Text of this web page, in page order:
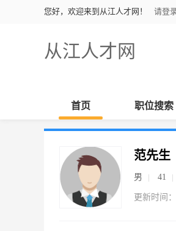
您好，欢迎来到从江人才网！ 请登
从江人才网
首页 职位搜索
范先生
男 41
更新时间